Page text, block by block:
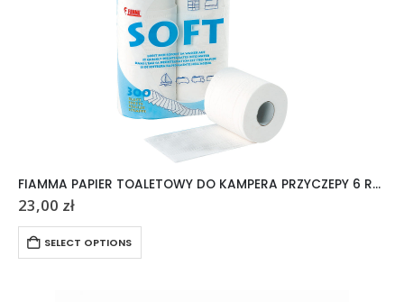
FIAMMA PAPIER TOALETOWY DO KAMPERA PRZYCZEPY 6 ROLEK
23,00 zł
SELECT OPTIONS